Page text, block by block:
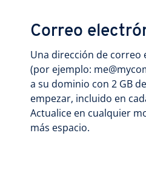
Correo
Una dirección de
(por ejemplo:
a su dominio con 2 GB
empezar, incluido en
Actualice en cualquier
más espacio.